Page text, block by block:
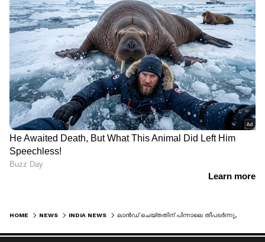
HOME NEWS INDIA NEWS